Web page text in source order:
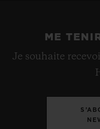
ME
Je souhaite